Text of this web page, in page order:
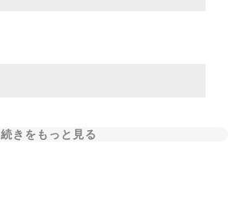
続きをもっと見る